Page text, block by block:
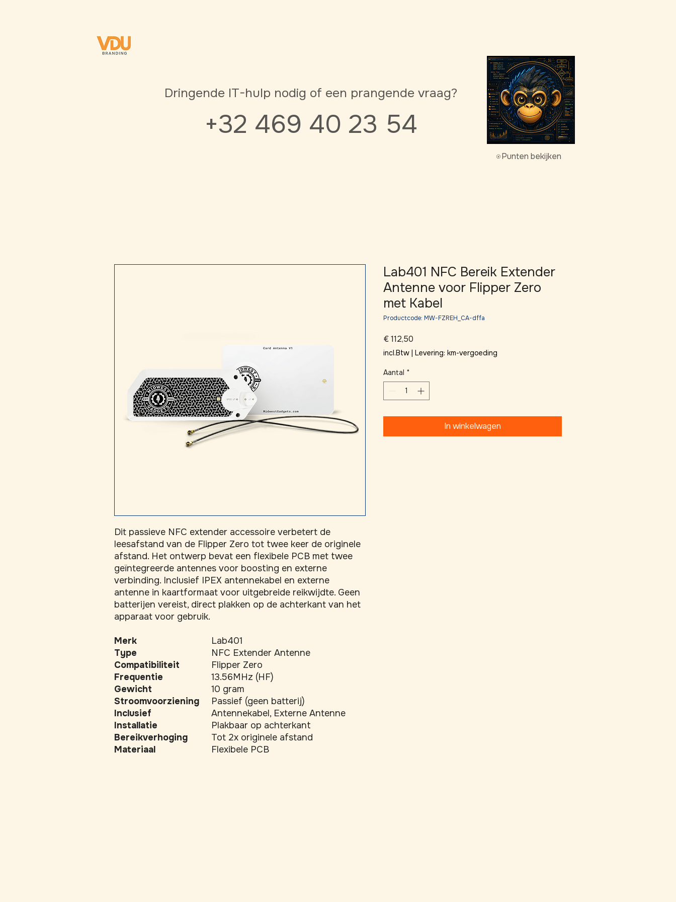
Dringende IT-hulp nodig of een prangende vraag?
+32 469 40 23 54
Punten bekijken
Dit passieve NFC extender accessoire verbetert de
leesafstand van de Flipper Zero tot twee keer de originele
afstand. Het ontwerp bevat een flexibele PCB met twee
geïntegreerde antennes voor boosting en externe
verbinding. Inclusief IPEX antennekabel en externe
antenne in kaartformaat voor uitgebreide reikwijdte. Geen
batterijen vereist, direct plakken op de achterkant van het
apparaat voor gebruik.
Merk
Lab401
Type
NFC Extender Antenne
Compatibiliteit
Flipper Zero
Frequentie
13.56MHz (HF)
Gewicht
10 gram
Stroomvoorziening
Passief (geen batterij)
Inclusief
Antennekabel, Externe Antenne
Installatie
Plakbaar op achterkant
Bereikverhoging
Tot 2x originele afstand
Materiaal
Flexibele PCB
Lab401 NFC Bereik Extender
Antenne voor Flipper Zero
met Kabel
Productcode: MW-FZREH_CA-dffa
€ 112,50
incl.Btw | Levering: km-vergoeding
Aantal *
In winkelwagen